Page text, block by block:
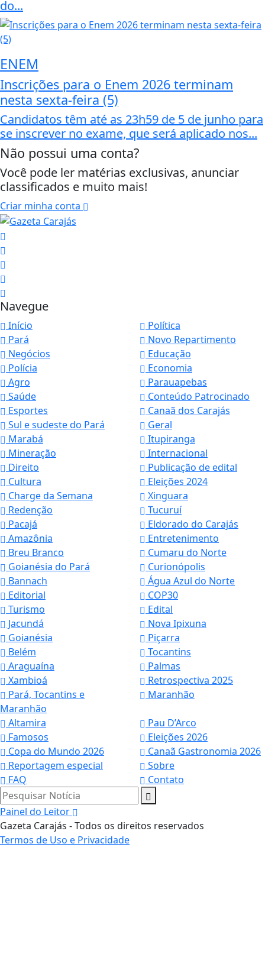
do...
ENEM
Inscrições para o Enem 2026 terminam
nesta sexta-feira (5)
Candidatos têm até as 23h59 de 5 de junho para
se inscrever no exame, que será aplicado nos...
Não possui uma conta?
Você pode ler matérias exclusivas, anunciar
classificados e muito mais!
Criar minha conta
Navegue
Início
Política
Pará
Novo Repartimento
Negócios
Educação
Polícia
Economia
Agro
Parauapebas
Saúde
Conteúdo Patrocinado
Esportes
Canaã dos Carajás
Sul e sudeste do Pará
Geral
Marabá
Itupiranga
Mineração
Internacional
Direito
Publicação de edital
Cultura
Eleições 2024
Charge da Semana
Xinguara
Redenção
Tucuruí
Pacajá
Eldorado do Carajás
Amazônia
Entretenimento
Breu Branco
Cumaru do Norte
Goianésia do Pará
Curionópolis
Bannach
Água Azul do Norte
Editorial
COP30
Turismo
Edital
Jacundá
Nova Ipixuna
Goianésia
Piçarra
Belém
Tocantins
Araguaína
Palmas
Xambioá
Retrospectiva 2025
Pará, Tocantins e
Maranhão
Maranhão
Altamira
Pau D’Arco
Famosos
Eleições 2026
Copa do Mundo 2026
Canaã Gastronomia 2026
Reportagem especial
Sobre
FAQ
Contato
Pesquisar Notícia
Painel do Leitor
Gazeta Carajás - Todos os direitos reservados
Termos de Uso e Privacidade